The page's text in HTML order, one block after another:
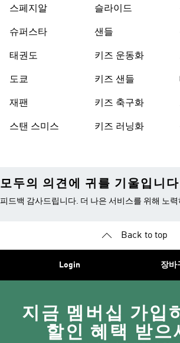
스페지알
슈퍼스타
태권도
도쿄
재팬
스탠 스미스
슬라이드
샌들
키즈 운동화
키즈 샌들
키즈 축구화
키즈 러닝화
모두의 의견에 귀를 기울입니다
피드백 감사드립니다. 더 나은 서비스를 위해 노
Back to top
Login 장바
지금 멤버십 가입
할인 혜택 받으